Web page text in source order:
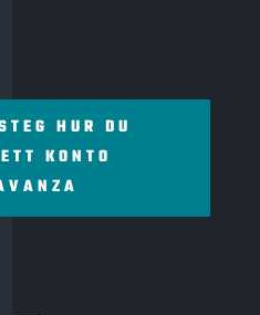
HUR DU
KONTO